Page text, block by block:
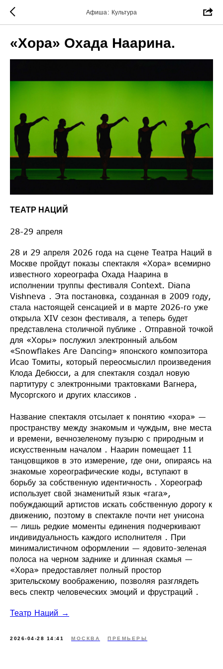
Афиша: Культура
«Хора» Охада Наарина.
ТЕАТР НАЦИЙ
28-29 апреля
28 и 29 апреля 2026 года на сцене Театра Наций в
Москве пройдут показы спектакля «Хора» всемирно
известного хореографа Охада Наарина в
исполнении труппы фестиваля Context. Diana
Vishneva . Эта постановка, созданная в 2009 году,
стала настоящей сенсацией и в марте 2026-го уже
открыла XIV сезон фестиваля, а теперь будет
представлена столичной публике . Отправной точкой
для «Хоры» послужил электронный альбом
«Snowflakes Are Dancing» японского композитора
Исао Томиты, который переосмыслил произведения
Клода Дебюсси, а для спектакля создал новую
партитуру с электронными трактовками Вагнера,
Мусоргского и других классиков .
Название спектакля отсылает к понятию «хора» —
пространству между знакомым и чуждым, вне места
и времени, вечнозеленому пузырю с природным и
искусственным началом . Наарин помещает 11
танцовщиков в это измерение, где они, опираясь на
знакомые хореографические коды, вступают в
борьбу за собственную идентичность . Хореограф
использует свой знаменитый язык «гага»,
побуждающий артистов искать собственную дорогу к
движению, поэтому в спектакле почти нет унисона
— лишь редкие моменты единения подчеркивают
индивидуальность каждого исполнителя . При
минималистичном оформлении — ядовито-зеленая
полоса на черном заднике и длинная скамья —
«Хора» предоставляет полный простор
зрительскому воображению, позволяя разглядеть
весь спектр человеческих эмоций и фрустраций .
Театр Наций →
2026-04-28 14:41 МОСКВА ПРЕМЬЕРЫ